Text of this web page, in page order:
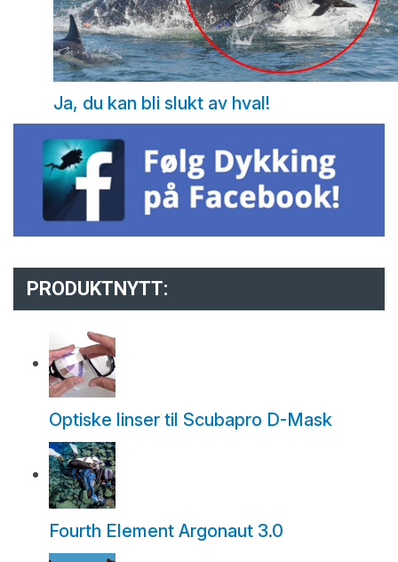
Ja, du kan bli slukt av hval!
PRODUKTNYTT:
Optiske linser til Scubapro D-Mask
Fourth Element Argonaut 3.0